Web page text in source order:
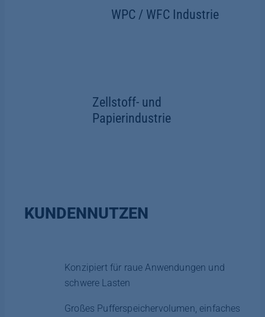
WPC / WFC Industrie
Zellstoff- und
Papierindustrie
KUNDENNUTZEN
Konzipiert für raue Anwendungen und
schwere Lasten
Großes Pufferspeichervolumen, einfaches